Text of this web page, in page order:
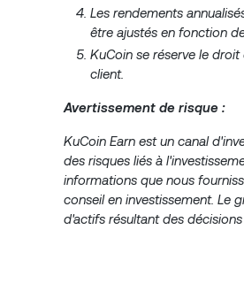
Les rendements
être ajustés en fonction
KuCoin se réserve le
client.
Avertissement de risque :
KuCoin Earn est un canal
des risques liés à
informations que nous
conseil en investissement. Le
d'actifs résultant des